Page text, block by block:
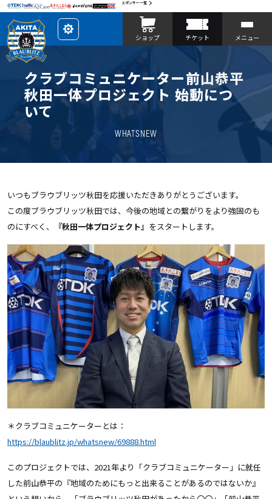
スポンサー一覧
レ
イ
ア
を
カ
ス
タ
マ
ショップ チケット メニュー
クラブコミュニケーター前山恭平
秋田一体プロジェクト 始動につ
いて
WHATSNEW
いつもブラウブリッツ秋田を応援いただきありがとうございます。
この度ブラウブリッツ秋田では、今後の地域との繋がりをより強固のも
のにすべく、
『秋田一体プロジェクト』 をスタートします。
＊クラブコミュニケーターとは：
https://blaublitz.jp/whatsnew/69888.html
このプロジェクトでは、2021年より「クラブコミュニケーター」に就任
した前山恭平の『地域のためにもっと出来ることがあるのではないか』